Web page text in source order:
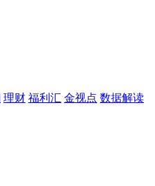
理财 福利汇 金视点 数据解读